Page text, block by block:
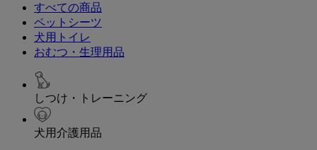
すべての商品
ペットシーツ
犬用トイレ
おむつ・生理用品
しつけ・トレーニング
犬用介護用品